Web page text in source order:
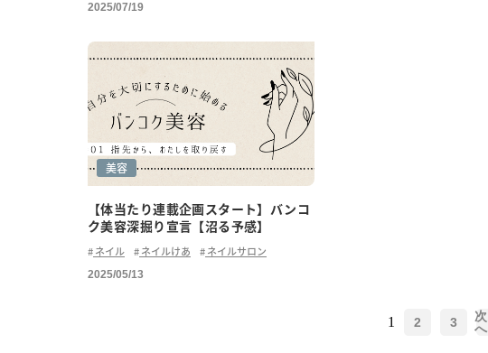
2025/07/19
【体当たり連載企画スタート】バンコ
ク美容深掘り宣言【沼る予感】
美容
ネイル ネイルけあ ネイルサロン
2025/05/13
1 2 3
次
へ